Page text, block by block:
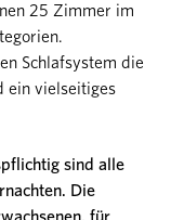
25 Zimmer im
Schlafsystem die
ein vielseitiges
sind alle
Die
für